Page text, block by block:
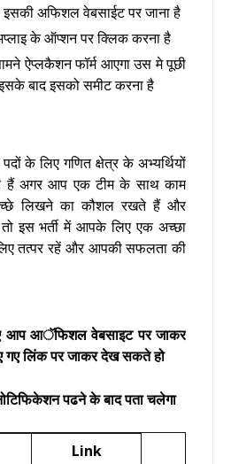
अफिशल वेबसाईट पर जाना है
के ऑप्शन पर क्लिक करना है
ऐप्लकैशन फॉर्म आएगा उस मे पूछी
बाद इसको समीट करना है
के लिए गणित क्षेत्र के अभ्यर्थियों
हैं अगर आप एक टीम के साथ काम
लिखने का कौशल रखते हैं और
इस भर्ती में आपके लिए एक अच्छा
तत्पर रहें और आपकी सफलता की
आप आॅफिशल वेबसाइट पर जाकर
गए लिंक पर जाकर देख सकते हो
पढने के बाद पता चलेगा
Link